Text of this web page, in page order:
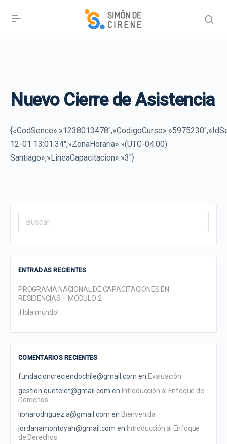
Nuevo Cierre de Asistencia
12-01 13:01:34″,»ZonaHoraria»:»(UTC-04:00)
Santiago»,»LineaCapacitacion»:»3″}
Search
ENTRADAS RECIENTES
PROGRAMA NACIONAL DE CAPACITACIONES EN
RESIDENCIAS – MÓDULO 2
¡Hola mundo!
COMENTARIOS RECIENTES
fundacioncreciendochile@gmail.com en Evaluación
gestion.quetelet@gmail.com en Introducción al Enfoque de
Derechos
libnarodriguez.a@gmail.com en Bienvenida
jordanamontoyah@gmail.com en Introducción al Enfoque
de Derechos